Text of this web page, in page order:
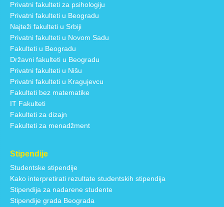
Privatni fakulteti za psihologiju
Privatni fakulteti u Beogradu
Najteži fakulteti u Srbiji
Privatni fakulteti u Novom Sadu
Fakulteti u Beogradu
Državni fakulteti u Beogradu
Privatni fakulteti u Nišu
Privatni fakulteti u Kragujevcu
Fakulteti bez matematike
IT Fakulteti
Fakulteti za dizajn
Fakulteti za menadžment
Stipendije
Studentske stipendije
Kako interpretirati rezultate studentskih stipendija
Stipendija za nadarene studente
Stipendije grada Beograda